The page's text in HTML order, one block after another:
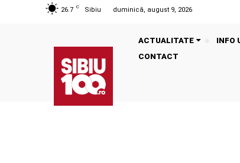
26.7 C Sibiu duminică, august 9, 2026
ACTUALITATE INFO
CONTACT